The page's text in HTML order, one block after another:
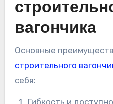
вагончика
Основные
строительного
себя:
Гибкость и